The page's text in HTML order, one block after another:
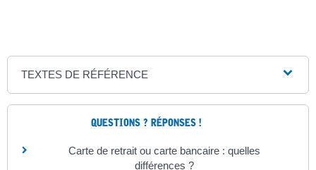
TEXTES DE RÉFÉRENCE
QUESTIONS ? RÉPONSES !
Carte de retrait ou carte bancaire : quelles
différences ?